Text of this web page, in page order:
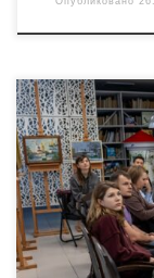
Мы продолжаем
консультациях
Брянской
Брянск. Наши
семинаре по
вдохновляющим!